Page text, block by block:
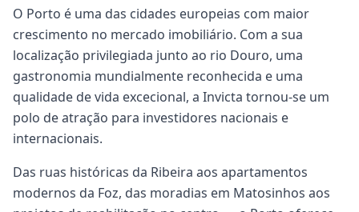
O Porto é uma das cidades europeias com maior
crescimento no mercado imobiliário. Com a sua
localização privilegiada junto ao rio Douro, uma
gastronomia mundialmente reconhecida e uma
qualidade de vida excecional, a Invicta tornou-se um
polo de atração para investidores nacionais e
internacionais.
Das ruas históricas da Ribeira aos apartamentos
modernos da Foz, das moradias em Matosinhos aos